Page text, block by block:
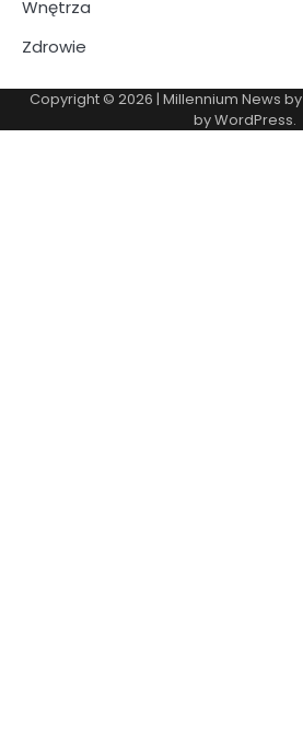
Wnętrza
Zdrowie
Copyright © 2026 | Millennium News by
byWordPress.